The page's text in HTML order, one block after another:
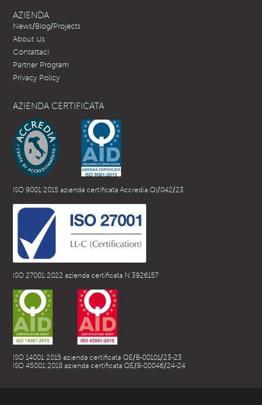
AZIENDA
News/Blog/Projects
About Us
Contattaci
Partner Program
Privacy Policy
AZIENDA CERTIFICATA
ISO 9001:2015 azienda certificata Accredia QI/042/23
ISO 27001:2022 azienda certificata N.3926157
ISO 14001:2015 azienda certificata QE/B-00101/23-23
ISO 45001:2018 azienda certificata QE/B-00046/24-24